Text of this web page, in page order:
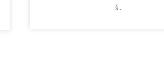
š...